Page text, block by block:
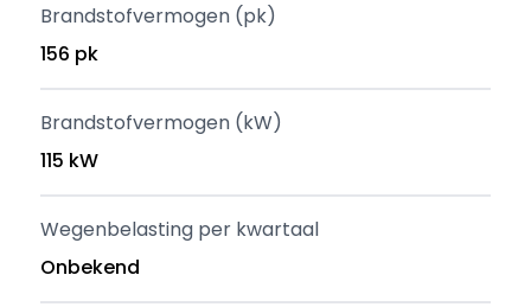
Brandstofvermogen (pk)
156 pk
Brandstofvermogen (kW)
115 kW
Wegenbelasting per kwartaal
Onbekend